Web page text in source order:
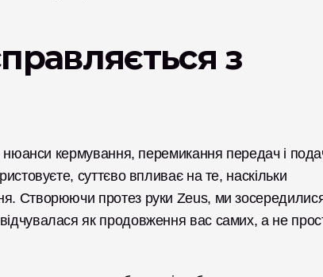
з
кермування, перемикання передач і
суттєво впливає на те, наскільки
Створюючи протез руки Zeus, ми
як продовження вас самих, а не